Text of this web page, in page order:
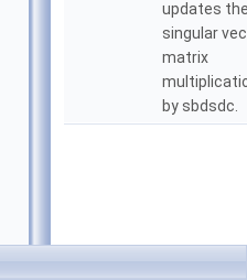
updates
singular
matrix
by sbdsdc.